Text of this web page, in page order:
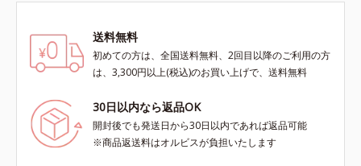
送料無料
初めての方は、全国送料無料、2回目以降のご利用の方
は、3,300円以上(税込)のお買い上げで、送料無料
30日以内なら返品OK
開封後でも発送日から30日以内であれば返品可能
※商品返送料はオルビスが負担いたします